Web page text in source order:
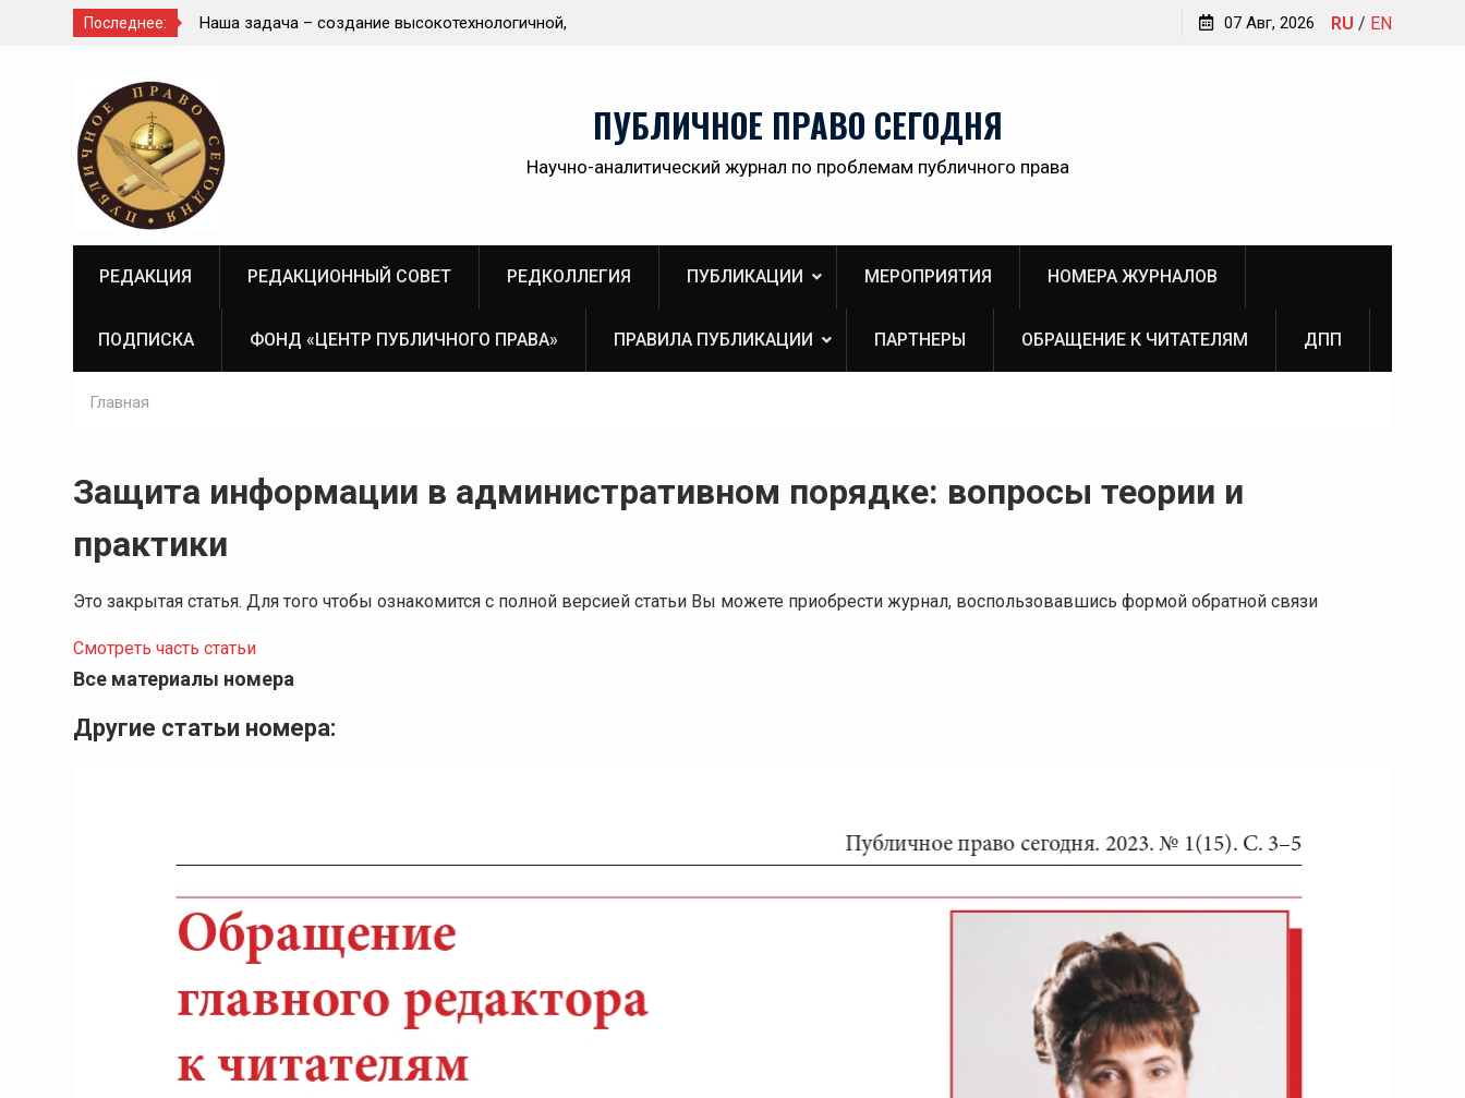
Последнее:
Приветствие Статс-секретаря -заместителя
секции «Административный порядок
рассмотрения публично-правовых споров и
правовая медицина» II Донбасского
юридического форума «Правовое пространство
RU / EN
07 Авг, 2026
содержимому
ПУБЛИЧНОЕ ПРАВО СЕГОДНЯ
Научно-аналитический журнал по проблемам публичного права
РЕДАКЦИЯ РЕДАКЦИОННЫЙ СОВЕТ РЕДКОЛЛЕГИЯ ПУБЛИКАЦИИ МЕРОПРИЯТИЯ НОМЕРА ЖУРНАЛОВ
ПОДПИСКА ФОНД «ЦЕНТР ПУБЛИЧНОГО ПРАВА» ПРАВИЛА ПУБЛИКАЦИИ ПАРТНЕРЫ ОБРАЩЕНИЕ К ЧИТАТЕЛЯМ ДПП
Главная
Защита информации в административном порядке: вопросы теории и
практики
Это закрытая статья. Для того чтобы ознакомится с полной версией статьи Вы можете приобрести журнал, воспользовавшись формой обратной связи
Смотреть часть статьи
Все материалы номера
Другие статьи номера: